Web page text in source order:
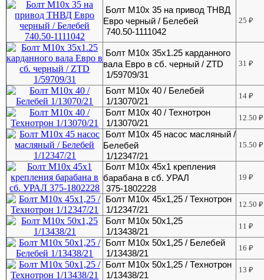
Болт М10х 35 на привод ТНВД
Евро черный / Белебей
740.50-1111042
25₽
Болт М10х 35х1.25 карданного
вала Евро в сб. черный / ZTD
1/59709/31
31₽
Болт М10х 40 / Белебей
1/13070/21
14₽
Болт М10х 40 / Технотрон
1/13070/21
12.50₽
Болт М10х 45 насос масляный /
Белебей
1/12347/21
15.50₽
Болт М10х 45х1 крепления
барабана в сб. УРАЛ
375-1802228
19₽
Болт М10х 45х1,25 / Технотрон
1/12347/21
12.50₽
Болт М10х 50х1,25
1/13438/21
11₽
Болт М10х 50х1,25 / Белебей
1/13438/21
16₽
Болт М10х 50х1,25 / Технотрон
1/13438/21
13₽